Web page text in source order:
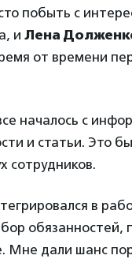
побыть с
и Лена
от времени
началось с
и статьи. Это
сотрудников.
в
обязанностей,
Мне дали шанс